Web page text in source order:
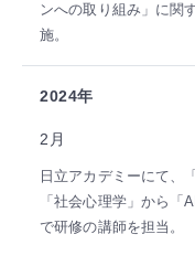
ンへの取り組み」に関
施。
2024年
2月
日立アカデミーにて、
「社会心理学」から
で研修の講師を担当。